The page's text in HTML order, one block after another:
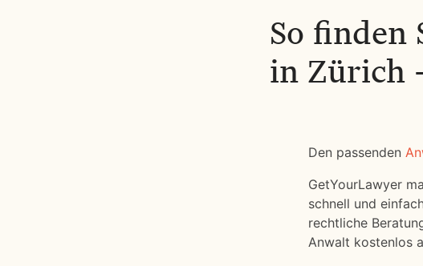
So finden
in Zürich
Den passenden
GetYourLawyer
schnell und
rechtliche
Anwalt kostenlos